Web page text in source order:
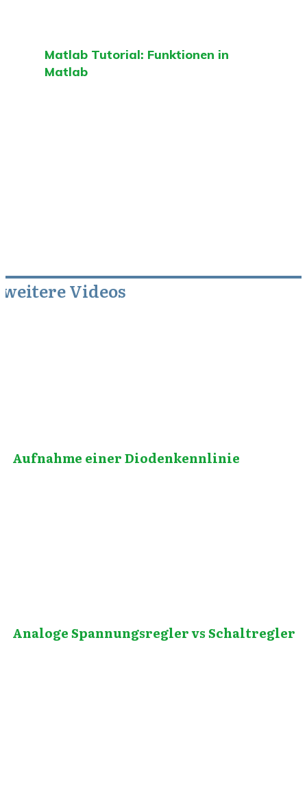
Matlab Tutorial: Funktionen in
Matlab
weitere Videos
Aufnahme einer Diodenkennlinie
Analoge Spannungsregler vs Schaltregler